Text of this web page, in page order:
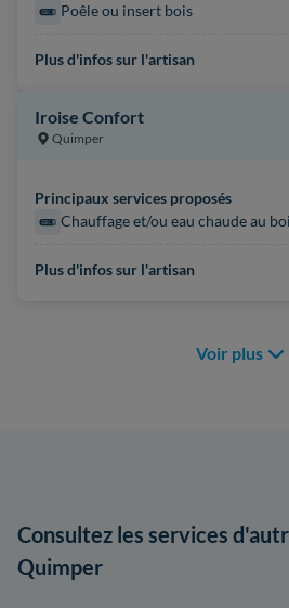
Poêle ou insert bois
Plus d'infos sur l'artisan
Iroise Confort
Quimper
Principaux services proposés
Chauffage et/ou eau chaude au
Plus d'infos sur l'artisan
Voir plus
Consultez les services
Quimper